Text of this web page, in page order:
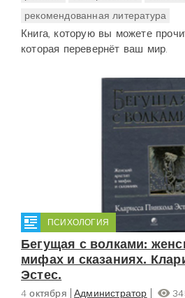
рекомендованная литература
Книга, которую вы можете
которая перевернёт ваш мир.
ПСИХОЛОГИЯ
Бегущая с волками:
мифах и сказаниях.
Эстес.
4 октября Администратор